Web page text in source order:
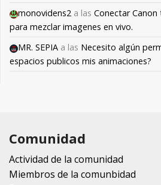
monovidens2 a las Conectar Canon
para mezclar imagenes en vivo.
MR. SEPIA a las Necesito algún
espacios publicos mis animaciones?
Comunidad
Actividad de la comunidad
Miembros de la comunbidad